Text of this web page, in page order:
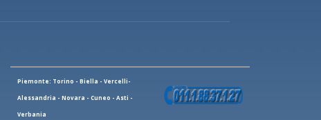
Piemonte: Torino - Biella - Vercelli-
Alessandria - Novara - Cuneo - Asti -
Verbania